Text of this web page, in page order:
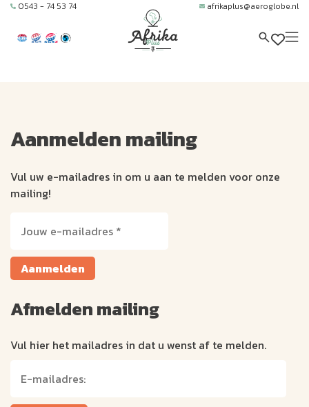
0543 - 74 53 74 afrikaplus@aeroglobe.nl
Aanmelden mailing
Vul uw e-mailadres in om u aan te melden voor onze
mailing!
Aanmelden
Afmelden mailing
Vul hier het mailadres in dat u wenst af te melden.